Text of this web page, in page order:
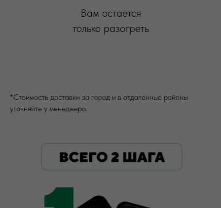
Вам остается
только разогреть
*Стоимость доставки за город и в отдаленные районы
уточняйте у менеджера.